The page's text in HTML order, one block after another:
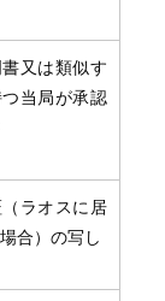
又は類似す
当局が承認
ラオスに居
合）の写し